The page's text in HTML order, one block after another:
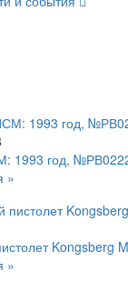
1993 год,
»
Kongsberg
»